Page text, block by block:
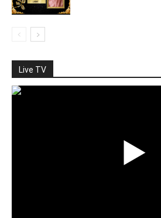
Live TV